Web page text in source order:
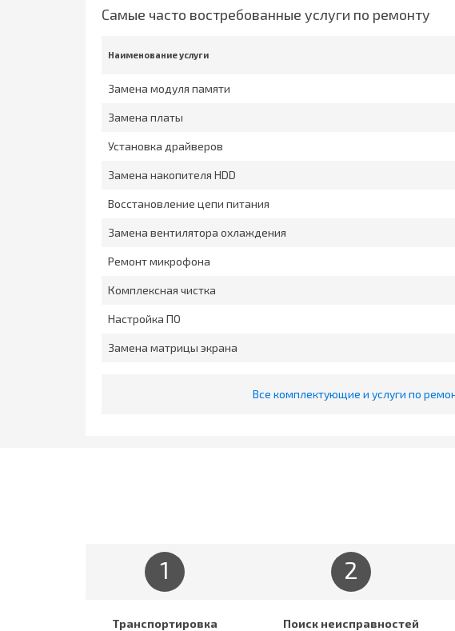
Самые часто востребованные услуги по ремонту
Наименование услуги
Замена модуля памяти
Замена платы
Установка драйверов
Замена накопителя HDD
Восстановление цепи питания
Замена вентилятора охлаждения
Ремонт микрофона
Комплексная чистка
Настройка ПО
Замена матрицы экрана
Все комплектующие и услуги по
1
Транспортировка
2
Поиск неисправностей